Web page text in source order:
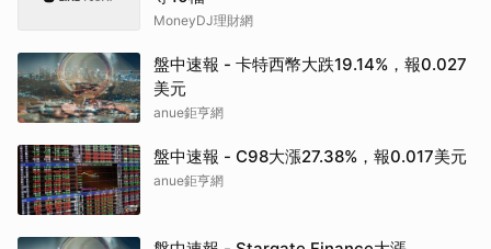
MoneyDJ理財網
盤中速報 - 卡特西幣大跌19.14%，報0.027
美元
anue鉅亨網
盤中速報 - C98大漲27.38%，報0.017美元
anue鉅亨網